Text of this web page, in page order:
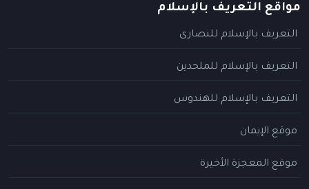
مواقع التعريف بالإسلام
التعريف بالإسلام للنصارى
التعريف بالإسلام للملحدين
التعريف بالإسلام للهندوس
موقع الإيمان
موقع المعجزة الأخيرة